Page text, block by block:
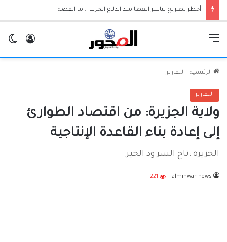
والي الجزيرة يعلن إعتماد الجامعات مرجعية لقرارات حكومة الولاية
الرئيسية التقارير
التقارير
ولاية الجزيرة: من اقتصاد الطوارئ
إلى إعادة بناء القاعدة الإنتاجية
الجزيرة :تاج السر ود الخير
almihwar news
221